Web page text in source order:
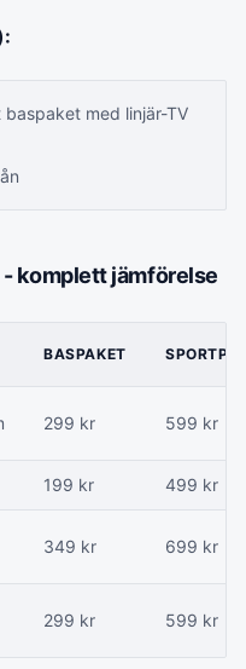
med linjär-TV
komplett jämförelse
BASPAKET
299 kr 599 kr
199 kr 499 kr
349 kr 699 kr
299 kr 599 kr